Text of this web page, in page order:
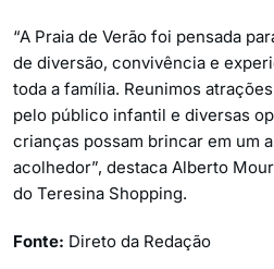
“A Praia de Verão foi pensada
de diversão, convivência e
toda a família. Reunimos
pelo público infantil e diversas
crianças possam brincar em um
acolhedor”, destaca Alberto
do Teresina Shopping.
Fonte: Direto da Redação